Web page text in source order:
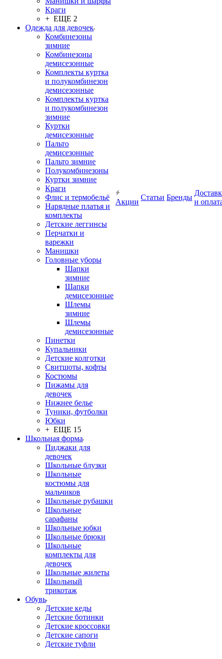
Краги
+ ЕЩЕ 2
Одежда для девочек
Комбинезоны
зимние
Комбинезоны
демисезонные
Комплекты куртка
и полукомбинезон
демисезонные
Комплекты куртка
и полукомбинезон
зимние
Куртки
демисезонные
Пальто
демисезонные
Пальто зимние
Полукомбинезоны
Куртки зимние
Краги
Флис и термобельё
Нарядные платья и
комплекты
Детские леггинсы
Перчатки и
варежки
Манишки
Головные уборы
Шапки
зимние
Шапки
демисезонные
Шлемы
зимние
Шлемы
демисезонные
Пинетки
Купальники
Детские колготки
Свитшоты, кофты
Костюмы
Пижамы для
девочек
Нижнее белье
Туники, футболки
Юбки
+ ЕЩЕ 15
Школьная форма
Пиджаки для
девочек
Школьные блузки
Школьные
костюмы для
мальчиков
Школьные рубашки
Школьные
сарафаны
Школьные юбки
Школьные брюки
Школьные
комплекты для
девочек
Школьные жилеты
Школьный
трикотаж
Обувь
Детские кеды
Детские ботинки
Детские кроссовки
Детские сапоги
Детские туфли
Акции
Статьи Бренды
и